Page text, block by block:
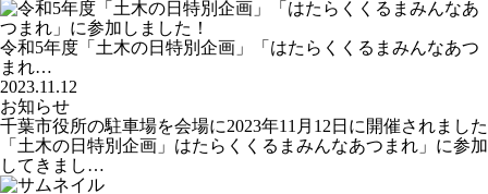
令和5年度「土木の日特別企画」「はたらくくるまみんなあつ
まれ…
2023.11.12
お知らせ
千葉市役所の駐車場を会場に2023年11月12日に開催されました
「土木の日特別企画」はたらくくるまみんなあつまれ」に参加
してきまし…